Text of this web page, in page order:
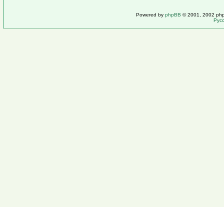
Powered by phpBB © 2001, 2002